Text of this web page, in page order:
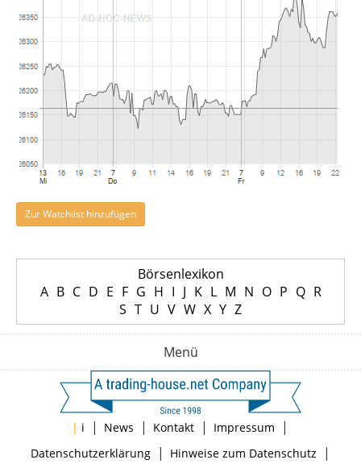
Zur Watchlist hinzufügen
Börsenlexikon
A B C D E F G H I J K L M N O P Q R
S T U V W X Y Z
Menü
| i | News | Kontakt | Impressum |
Datenschutzerklärung| Hinweise zum Datenschutz |